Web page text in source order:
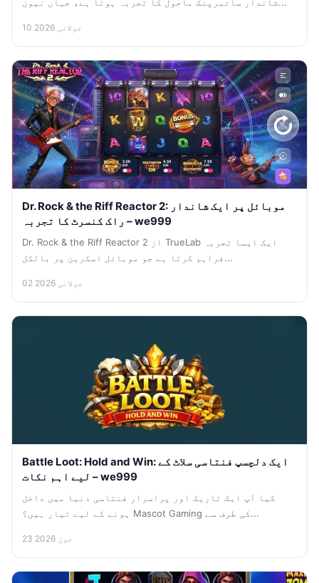
10 جولائی 2026
Dr. Rock & the Riff Reactor 2: موبائل پر ایک شاندار
راک کنسرٹ کا تجربہ – we999
Dr. Rock & the Riff Reactor 2 از TrueLab ایک ایسا تجربہ
فراہم کرتا ہے جو موبائل اسکرین پر بالکل...
02 جولائی 2026
Battle Loot: Hold and Win: ایک دلچسپ فنتاسی سلاٹ کے
لیے اہم نکات – we999
کیا آپ ایک تاریک اور پراسرار فنتاسی دنیا میں داخل
ہونے کے لیے تیار ہیں؟ Mascot Gaming کی طرف سے...
23 جون 2026